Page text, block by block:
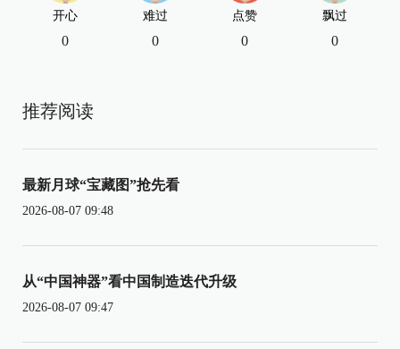
开心
0
难过
0
点赞
0
飘过
0
推荐阅读
最新月球“宝藏图”抢先看
2026-08-07 09:48
从“中国神器”看中国制造迭代升级
2026-08-07 09:47